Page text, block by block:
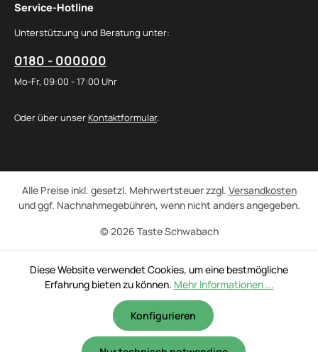
Service-Hotline
Unterstützung und Beratung unter:
0180 - 000000
Mo-Fr, 09:00 - 17:00 Uhr
Oder über unser Kontaktformular.
© 2026 Taste Schwabach
Alle Preise inkl. gesetzl. Mehrwertsteuer zzgl. Versandkosten
und ggf. Nachnahmegebühren, wenn nicht anders angegeben.
Diese Website verwendet Cookies, um eine bestmögliche
Erfahrung bieten zu können. Mehr Informationen ...
Konfigurieren